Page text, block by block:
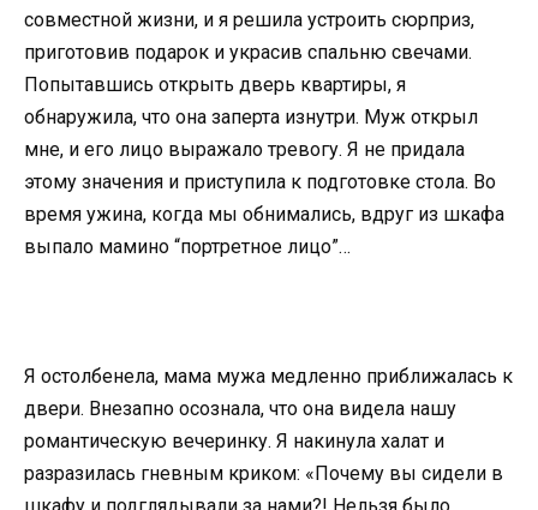
совместной жизни, и я решила устроить сюрприз,
приготовив подарок и украсив спальню свечами.
Попытавшись открыть дверь квартиры, я
обнаружила, что она заперта изнутри. Муж открыл
мне, и его лицо выражало тревогу. Я не придала
этому значения и приступила к подготовке стола. Во
время ужина, когда мы обнимались, вдруг из шкафа
выпало мамино “портретное лицо”…
Я остолбенела, мама мужа медленно приближалась к
двери. Внезапно осознала, что она видела нашу
романтическую вечеринку. Я накинула халат и
разразилась гневным криком: «Почему вы сидели в